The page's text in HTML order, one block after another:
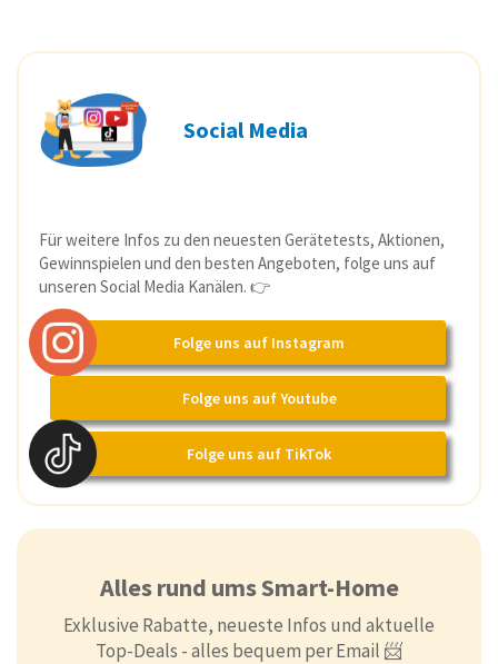
Social Media
Für weitere Infos zu den neuesten Gerätetests, Aktionen,
Gewinnspielen und den besten Angeboten, folge uns auf
unseren Social Media Kanälen. 👉
Folge uns auf Instagram
Folge uns auf Youtube
Folge uns auf TikTok
Alles rund ums Smart-Home
Exklusive Rabatte, neueste Infos und aktuelle
Top-Deals - alles bequem per Email 📨